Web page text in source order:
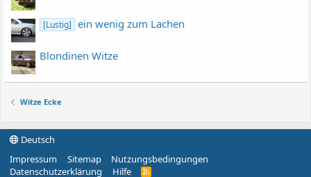
[Lustig] ein wenig zum Lachen
Blondinen Witze
Witze Ecke
Deutsch
Impressum
Sitemap
Nutzungsbedingungen
Datenschutzerklärung
Hilfe
R